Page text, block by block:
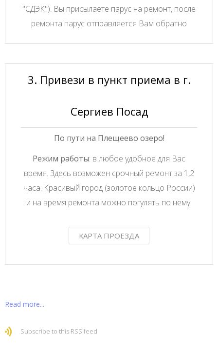
"СДЭК"). Вы присылаете парус на ремонт, после
ремонта парус отправляется Вам обратно
3. Привези в пункт приема в г.
Сергиев Посад
По пути на Плещеево озеро!
Режим работы: в любое удобное для Вас
время. Здесь возможен срочный ремонт за 1,2
часа. Красивый город (золотое кольцо России)
и на время ремонта можно погулять по нему
КАРТА ПРОЕЗДА
Read more...
Subscribe to this RSS feed